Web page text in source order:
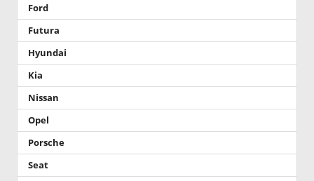
Ford
Futura
Hyundai
Kia
Nissan
Opel
Porsche
Seat